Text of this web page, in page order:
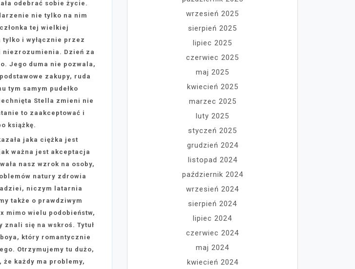
odebrać sobie życie.
nie tylko na nim
tej wielkiej
i wyłącznie przez
niezrozumienia. Dzień za
Jego duma nie pozwala,
zakupy, ruda
tym samym pudełko
Stella zmieni nie
to zaakceptować i
książkę.
jaka ciężka jest
ważna jest akceptacja
nasz wzrok na osoby,
natury zdrowia
niczym latarnia
także o prawdziwym
mimo wielu podobieństw,
znali się na wskroś. Tytuł
który romantycznie
Otrzymujemy tu dużo,
każdy ma problemy,
wrzesień 2025
sierpień 2025
lipiec 2025
czerwiec 2025
maj 2025
kwiecień 2025
marzec 2025
luty 2025
styczeń 2025
grudzień 2024
listopad 2024
październik 2024
wrzesień 2024
sierpień 2024
lipiec 2024
czerwiec 2024
maj 2024
kwiecień 2024